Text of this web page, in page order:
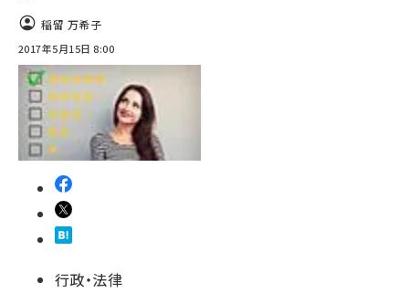
稲留 万希子
2017年5月15日 8:00
行政・法律